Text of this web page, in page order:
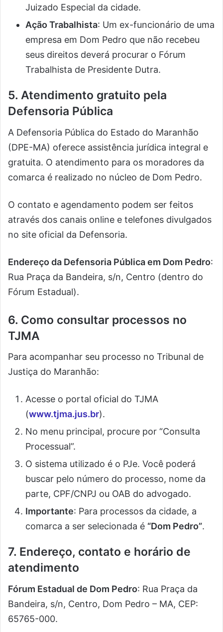
Juizado Especial da cidade.
Ação Trabalhista: Um ex-funcionário de uma
empresa em Dom Pedro que não recebeu
seus direitos deverá procurar o Fórum
Trabalhista de Presidente Dutra.
5. Atendimento gratuito pela
Defensoria Pública
A Defensoria Pública do Estado do Maranhão
(DPE-MA) oferece assistência jurídica integral e
gratuita. O atendimento para os moradores da
comarca é realizado no núcleo de Dom Pedro.
O contato e agendamento podem ser feitos
através dos canais online e telefones divulgados
no site oficial da Defensoria.
Endereço da Defensoria Pública em Dom Pedro:
Rua Praça da Bandeira, s/n, Centro (dentro do
Fórum Estadual).
6. Como consultar processos no
TJMA
Para acompanhar seu processo no Tribunal de
Justiça do Maranhão:
Acesse o portal oficial do TJMA
(www.tjma.jus.br).
No menu principal, procure por “Consulta
Processual”.
O sistema utilizado é o PJe. Você poderá
buscar pelo número do processo, nome da
parte, CPF/CNPJ ou OAB do advogado.
Importante: Para processos da cidade, a
comarca a ser selecionada é “Dom Pedro”.
7. Endereço, contato e horário de
atendimento
Fórum Estadual de Dom Pedro: Rua Praça da
Bandeira, s/n, Centro, Dom Pedro – MA, CEP:
65765-000.